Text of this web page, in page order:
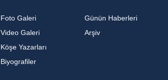
Foto Galeri
Video Galeri
Köşe Yazarları
Biyografiler
Günün Haberleri
Arşiv